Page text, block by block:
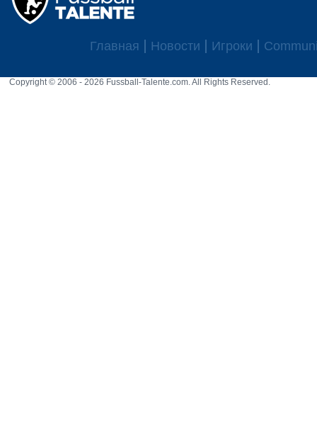
Главная Новости Игроки
Copyright © 2006 - 2026 Fussball-Talente.com. All Rights Reserved.